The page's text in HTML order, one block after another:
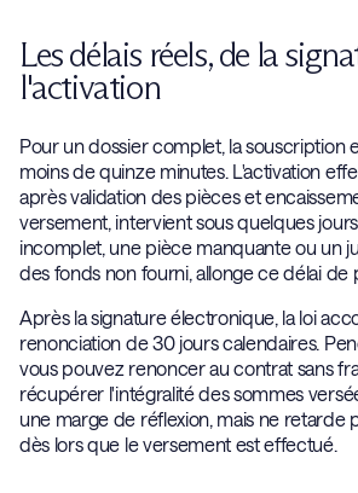
Les délais réels, de la
l'activation
Pour un dossier complet, la souscription
moins de quinze minutes. L'activation
après validation des pièces et
versement, intervient sous quelques
incomplet, une pièce manquante ou un
des fonds non fourni, allonge ce délai de
Après la signature électronique, la loi
renonciation de 30 jours calendaires.
vous pouvez renoncer au contrat sans
récupérer l'intégralité des sommes
une marge de réflexion, mais ne retarde
dès lors que le versement est effectué.